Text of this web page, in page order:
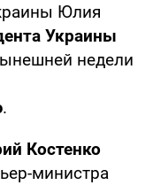
Юлия
Украины
недели
.
Костенко
министра